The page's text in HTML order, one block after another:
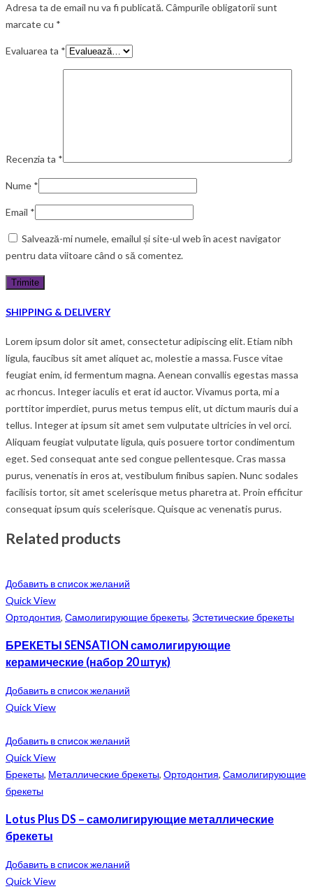
Adresa ta de email nu va fi publicată.Câmpurile obligatorii sunt
marcate cu *
Evaluarea ta *
Recenzia ta *
Nume *
Email *
Salvează-mi numele, emailul și site-ul web în acest navigator
pentru data viitoare când o să comentez.
SHIPPING & DELIVERY
Lorem ipsum dolor sit amet, consectetur adipiscing elit. Etiam nibh
ligula, faucibus sit amet aliquet ac, molestie a massa. Fusce vitae
feugiat enim, id fermentum magna. Aenean convallis egestas massa
ac rhoncus. Integer iaculis et erat id auctor. Vivamus porta, mi a
porttitor imperdiet, purus metus tempus elit, ut dictum mauris dui a
tellus. Integer at ipsum sit amet sem vulputate ultricies in vel orci.
Aliquam feugiat vulputate ligula, quis posuere tortor condimentum
eget. Sed consequat ante sed congue pellentesque. Cras massa
purus, venenatis in eros at, vestibulum finibus sapien. Nunc sodales
facilisis tortor, sit amet scelerisque metus pharetra at. Proin efficitur
consequat ipsum quis scelerisque. Quisque ac venenatis purus.
Related products
Добавить в список желаний
Quick View
Ортодонтия, Самолигирующие брекеты, Эстетические брекеты
БРЕКЕТЫ SENSATION самолигирующие
керамические (набор 20 штук)
Добавить в список желаний
Quick View
Добавить в список желаний
Quick View
Брекеты, Металлические брекеты, Ортодонтия, Самолигирующие
брекеты
Lotus Plus DS – самолигирующие металлические
брекеты
Добавить в список желаний
Quick View